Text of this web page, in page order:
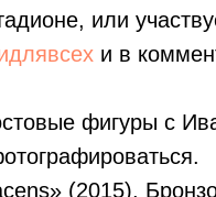
или
и в
фигуры с
(2015),